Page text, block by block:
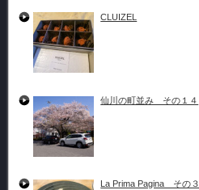
CLUIZEL
仙川の町並み その１４
La Prima Pagina その３